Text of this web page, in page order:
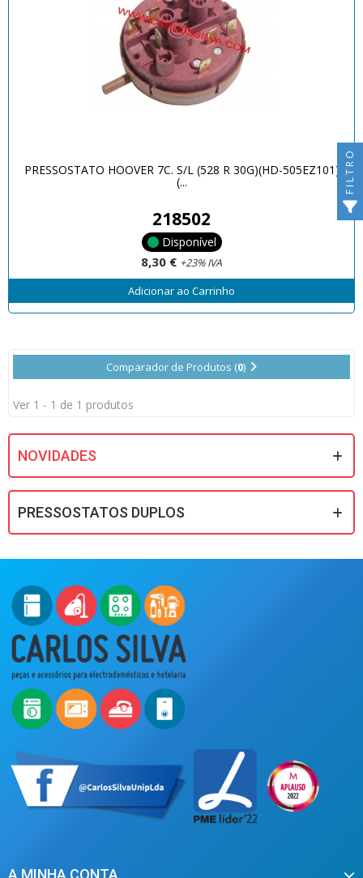
PRESSOSTATO HOOVER 7C. S/L (528 R 30G)(HD-505EZ101)
(...
218502
Disponível
8,30 € +23% IVA
Adicionar ao Carrinho
Comparador de Produtos (0)
Ver 1 - 1 de 1 produtos
NOVIDADES
PRESSOSTATOS DUPLOS
A MINHA CONTA
FILTRO